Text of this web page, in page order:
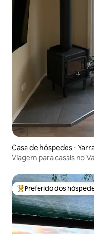
Casa de hóspedes ⋅
Viagem para casais no
Entre os melhores
Preferido dos